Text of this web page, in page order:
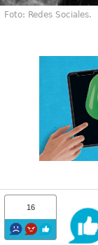
Foto: Redes Sociales.
16